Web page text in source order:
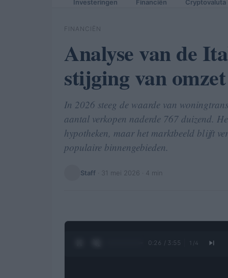
Investeringen Financiën Cryptovaluta
FINANCIËN
Analyse van de
stijging van
In 2026 steeg de waarde van
aantal verkopen naderde 767 duizend.
hypotheken, maar het marktbeeld blijft
populaire binnengebieden.
Staff 31 mei 2026 · 4 min
0:27 / 3:55 1 /4